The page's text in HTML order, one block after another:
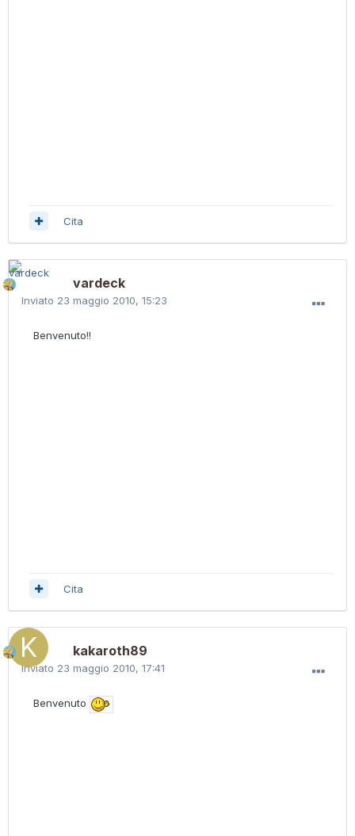
Cita
vardeck
Inviato 23 maggio 2010, 15:23
Benvenuto!!
Cita
kakaroth89
Inviato 23 maggio 2010, 17:41
Benvenuto